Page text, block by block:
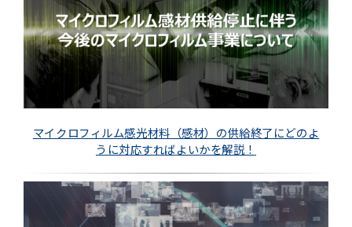
マイクロフィルム感光材料（感材）の供給終了にどのよ
うに対応すればよいかを解説！